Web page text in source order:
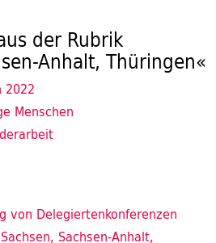
der Rubrik
Anhalt, Thüringen«
2022
Menschen
von Delegiertenkonferenzen
Sachsen-Anhalt,